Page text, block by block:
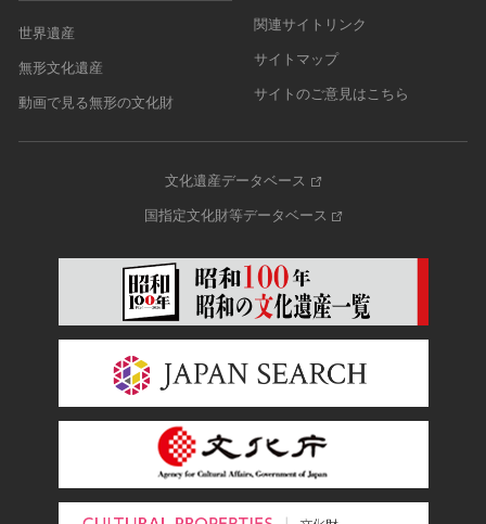
世界遺産
無形文化遺産
動画で見る無形の文化財
関連サイトリンク
サイトマップ
サイトのご意見はこちら
文化遺産データベース
国指定文化財等データベース